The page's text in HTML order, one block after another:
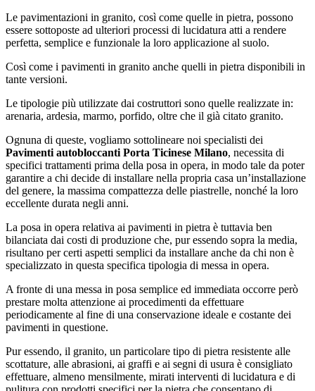
Le pavimentazioni in granito, così come quelle in pietra, possono
essere sottoposte ad ulteriori processi di lucidatura atti a rendere
perfetta, semplice e funzionale la loro applicazione al suolo.
Così come i pavimenti in granito anche quelli in pietra disponibili in
tante versioni.
Le tipologie più utilizzate dai costruttori sono quelle realizzate in:
arenaria, ardesia, marmo, porfido, oltre che il già citato granito.
Ognuna di queste, vogliamo sottolineare noi specialisti dei
Pavimenti autobloccanti Porta Ticinese Milano, necessita di
specifici trattamenti prima della posa in opera, in modo tale da poter
garantire a chi decide di installare nella propria casa un’installazione
del genere, la massima compattezza delle piastrelle, nonché la loro
eccellente durata negli anni.
La posa in opera relativa ai pavimenti in pietra è tuttavia ben
bilanciata dai costi di produzione che, pur essendo sopra la media,
risultano per certi aspetti semplici da installare anche da chi non è
specializzato in questa specifica tipologia di messa in opera.
A fronte di una messa in posa semplice ed immediata occorre però
prestare molta attenzione ai procedimenti da effettuare
periodicamente al fine di una conservazione ideale e costante dei
pavimenti in questione.
Pur essendo, il granito, un particolare tipo di pietra resistente alle
scottature, alle abrasioni, ai graffi e ai segni di usura è consigliato
effettuare, almeno mensilmente, mirati interventi di lucidatura e di